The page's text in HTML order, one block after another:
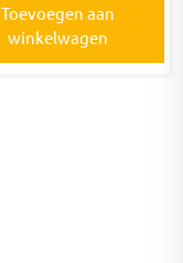
Toevoegen aan
winkelwagen